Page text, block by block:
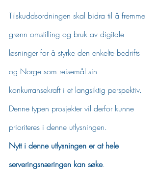
Tilskuddsordningen skal bidra til å fremme
grønn omstilling og bruk av digitale
løsninger for å styrke den enkelte bedrifts
og Norge som reisemål sin
konkurransekraft i et langsiktig perspektiv.
Denne typen prosjekter vil derfor kunne
prioriteres i denne utlysningen.
Nytt i denne utlysningen er at hele
serveringsnæringen kan søke.